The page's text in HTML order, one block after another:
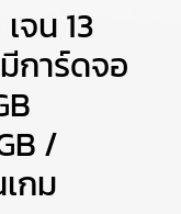
จน 13
การ์ดจอ
/
กม